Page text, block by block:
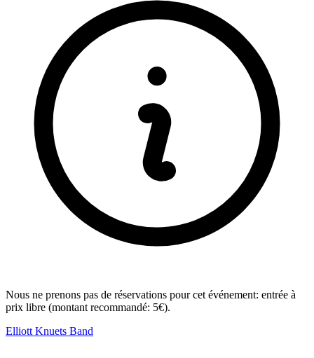
Nous ne prenons pas de réservations pour cet événement: entrée à
prix libre (montant recommandé: 5€).
Elliott Knuets Band